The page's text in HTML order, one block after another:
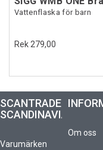
Vattenflaska för barn
Rek 279,00
SCANTRADE
SCANDINAVIA
Varumärken
Om oss